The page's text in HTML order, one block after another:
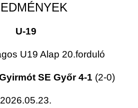
U-19
U19 Alap 20.forduló
SE Győr 4-1 (2-0)
2026.05.23.